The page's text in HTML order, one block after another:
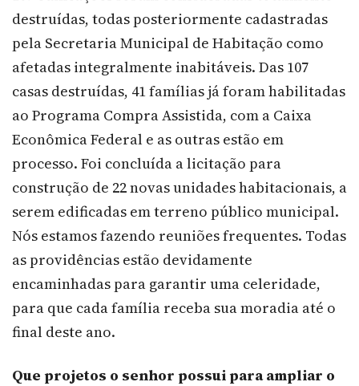
destruídas, todas posteriormente cadastradas
pela Secretaria Municipal de Habitação como
afetadas integralmente inabitáveis. Das 107
casas destruídas, 41 famílias já foram habilitadas
ao Programa Compra Assistida, com a Caixa
Econômica Federal e as outras estão em
processo. Foi concluída a licitação para
construção de 22 novas unidades habitacionais, a
serem edificadas em terreno público municipal.
Nós estamos fazendo reuniões frequentes. Todas
as providências estão devidamente
encaminhadas para garantir uma celeridade,
para que cada família receba sua moradia até o
final deste ano.
Que projetos o senhor possui para ampliar o